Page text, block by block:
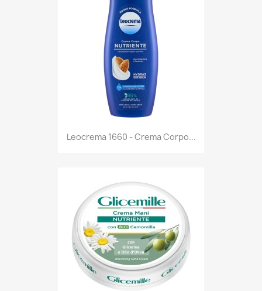
Anteprima
Leocrema 1660 - Crema Corpo...